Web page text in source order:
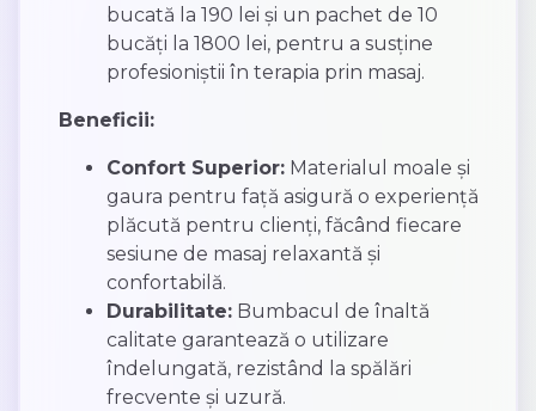
bucată la 190 lei și un pachet de 10
bucăți la 1800 lei, pentru a susține
profesioniștii în terapia prin masaj.
Beneficii:
Confort Superior:Materialul moale și
gaura pentru față asigură o experiență
plăcută pentru clienți, făcând fiecare
sesiune de masaj relaxantă și
confortabilă.
Durabilitate:Bumbacul de înaltă
calitate garantează o utilizare
îndelungată, rezistând la spălări
frecvente și uzură.